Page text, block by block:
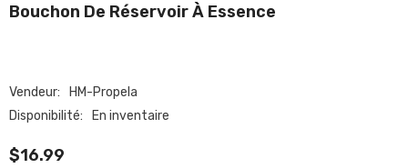
Bouchon De Réservoir À Essence
Vendeur:
HM-Propela
Disponibilité:
En inventaire
$16.99